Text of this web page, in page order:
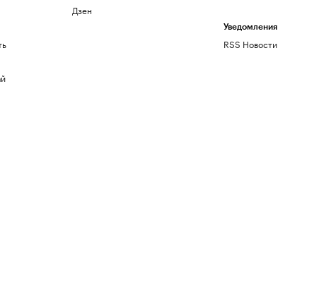
Дзен
Уведомления
RSS Новости